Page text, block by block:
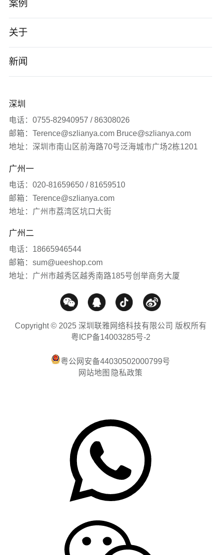
高端网站建设
AI应用开发
小程序/App
品牌营销服务
案例
智能制造
电子数码
其他
关于
公司介绍
发展历程
新闻
签约新闻
联雅观点
常见问题
网站知识
媒体报道
深圳
电话：0755-82940957 / 86308026
邮箱：Terence@szlianya.com Bruce@szlianya.com
地址：深圳市南山区前海路70号泛海城市广场2栋1201
广州一
电话：020-81659650 / 81659510
邮箱：Terence@szlianya.com
地址：广州市荔湾区坑口大街
广州二
电话：18665946544
邮箱：sum@ueeshop.com
地址：广州市越秀区越秀南路185号创举商务大厦
Copyright © 2025 深圳联雅网络科技有限公司 版权所有
粤ICP备14003285号-2
粤公网安备44030502000799号
网站地图 隐私政策